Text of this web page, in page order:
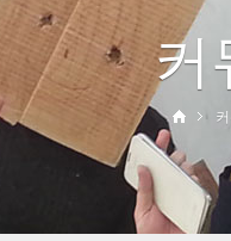
무용
학술
교육
사회공헌
출판
창작
세
입
대
커